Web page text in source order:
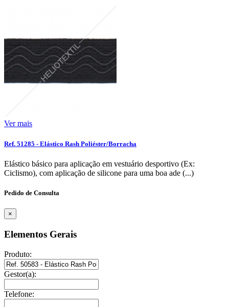
Ver mais
Ref. 51285 - Elástico Rash Poliéster/Borracha
Elástico básico para aplicação em vestuário desportivo (Ex:
Ciclismo), com aplicação de silicone para uma boa ade (...)
Pedido de Consulta
×
Elementos Gerais
Produto:
Gestor(a):
Telefone: